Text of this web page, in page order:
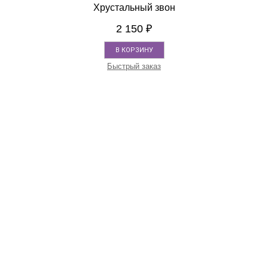
Хрустальный звон
2 150 ₽
В КОРЗИНУ
Быстрый заказ